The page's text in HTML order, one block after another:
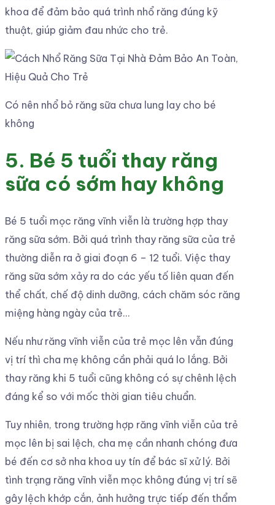
khoa để đảm bảo quá trình nhổ răng đúng kỹ
thuật, giúp giảm đau nhức cho trẻ.
Có nên nhổ bỏ răng sữa chưa lung lay cho bé
không
5. Bé 5 tuổi thay răng
sữa có sớm hay không
Bé 5 tuổi mọc răng vĩnh viễn là trường hợp thay
răng sữa sớm. Bởi quá trình thay răng sữa của trẻ
thường diễn ra ở giai đoạn 6 – 12 tuổi. Việc thay
răng sữa sớm xảy ra do các yếu tố liên quan đến
thể chất, chế độ dinh dưỡng, cách chăm sóc răng
miệng hàng ngày của trẻ…
Nếu như răng vĩnh viễn của trẻ mọc lên vẫn đúng
vị trí thì cha mẹ không cần phải quá lo lắng. Bởi
thay răng khi 5 tuổi cũng không có sự chênh lệch
đáng kể so với mốc thời gian tiêu chuẩn.
Tuy nhiên, trong trường hợp răng vĩnh viễn của trẻ
mọc lên bị sai lệch, cha mẹ cần nhanh chóng đưa
bé đến cơ sở nha khoa uy tín để bác sĩ xử lý. Bởi
tình trạng răng vĩnh viễn mọc không đúng vị trí sẽ
gây lệch khớp cắn, ảnh hưởng trực tiếp đến thẩm